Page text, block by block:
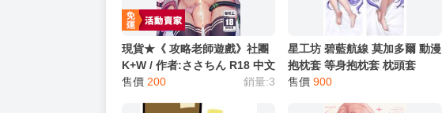
現貨★《 攻略老師遊戲》社團
K+W / 作者:ささちん R18 中文
無修正 二創 蔚藍檔案 男性向
售價 200 銷量:3
星工坊 碧藍航線 莫加多爾 動漫
抱枕套 等身抱枕套 枕頭套
售價 900